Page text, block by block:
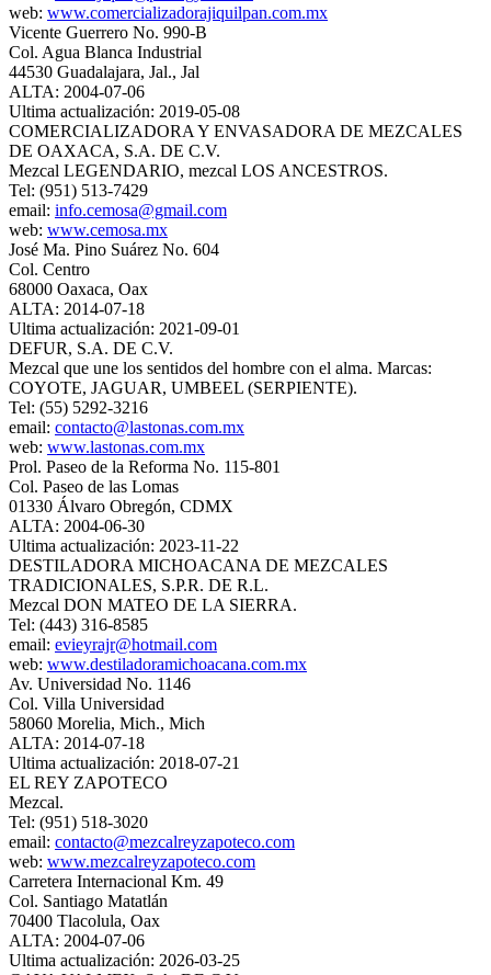
web: www.comercializadorajiquilpan.com.mx
Vicente Guerrero No. 990-B
Col. Agua Blanca Industrial
44530 Guadalajara, Jal., Jal
ALTA: 2004-07-06
Ultima actualización: 2019-05-08
COMERCIALIZADORA Y ENVASADORA DE MEZCALES
DE OAXACA, S.A. DE C.V.
Mezcal LEGENDARIO, mezcal LOS ANCESTROS.
Tel: (951) 513-7429
email: info.cemosa@gmail.com
web: www.cemosa.mx
José Ma. Pino Suárez No. 604
Col. Centro
68000 Oaxaca, Oax
ALTA: 2014-07-18
Ultima actualización: 2021-09-01
DEFUR, S.A. DE C.V.
Mezcal que une los sentidos del hombre con el alma. Marcas:
COYOTE, JAGUAR, UMBEEL (SERPIENTE).
Tel: (55) 5292-3216
email: contacto@lastonas.com.mx
web: www.lastonas.com.mx
Prol. Paseo de la Reforma No. 115-801
Col. Paseo de las Lomas
01330 Álvaro Obregón, CDMX
ALTA: 2004-06-30
Ultima actualización: 2023-11-22
DESTILADORA MICHOACANA DE MEZCALES
TRADICIONALES, S.P.R. DE R.L.
Mezcal DON MATEO DE LA SIERRA.
Tel: (443) 316-8585
email: evieyrajr@hotmail.com
web: www.destiladoramichoacana.com.mx
Av. Universidad No. 1146
Col. Villa Universidad
58060 Morelia, Mich., Mich
ALTA: 2014-07-18
Ultima actualización: 2018-07-21
EL REY ZAPOTECO
Mezcal.
Tel: (951) 518-3020
email: contacto@mezcalreyzapoteco.com
web: www.mezcalreyzapoteco.com
Carretera Internacional Km. 49
Col. Santiago Matatlán
70400 Tlacolula, Oax
ALTA: 2004-07-06
Ultima actualización: 2026-03-25